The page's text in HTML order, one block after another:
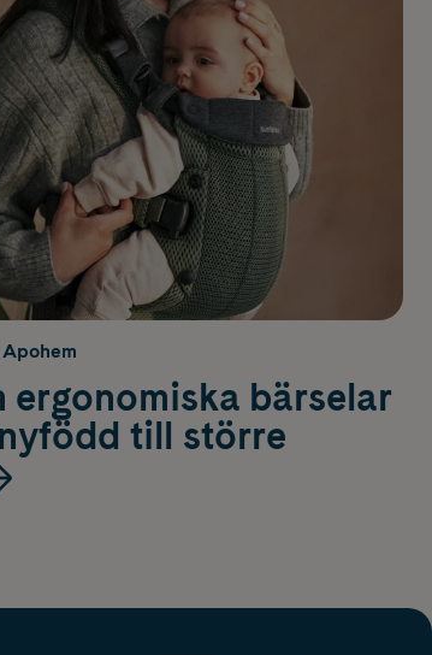
ergonomiska bärselar
till större